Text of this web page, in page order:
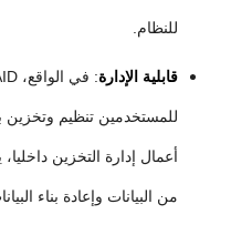
للنظام.
قابلية الإدارة
من البيانات وإعادة بناء